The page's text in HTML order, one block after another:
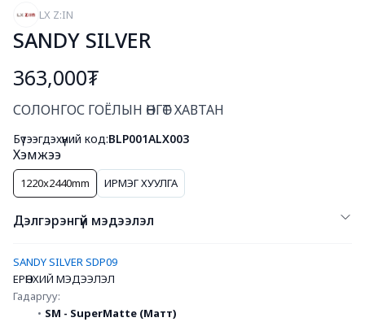
LX Z:IN
SANDY SILVER
363,000₮
СОЛОНГОС ГОЁЛЫН ӨНГӨТ ХАВТАН
Бүтээгдэхүүний код:BLP001ALX003
Хэмжээ
1220x2440mm ИРМЭГ ХУУЛГА
Дэлгэрэнгүй мэдээлэл
SANDY SILVER SDP09
ЕРӨНХИЙ МЭДЭЭЛЭЛ
Гадаргуу:
SM - SuperMatte (Матт)